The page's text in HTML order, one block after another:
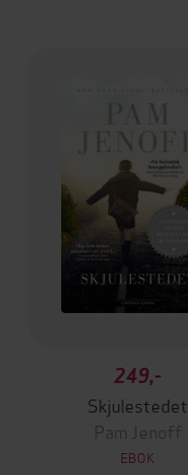
249,-
Skjulestedet
Pam Jenoff
EBOK